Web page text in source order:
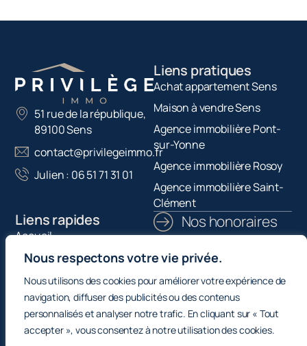
Nous respectons votre vie privée.
Nous utilisons des cookies pour améliorer votre expérience de
navigation, diffuser des publicités ou des contenus
personnalisés et analyser notre trafic. En cliquant sur « Tout
accepter », vous consentez à notre utilisation des cookies.
51 rue de la république,
89100 Sens
contact@privilegeimmo.fr
Julien : 06 51 71 31 01
Liens pratiques
Achat appartement Sens
Maison à vendre Sens
Agence immobilière Pont-
sur-Yonne
Agence immobilière Rosoy
Agence immobilière Saint-
Clément
Liens rapides
Accueil
L’agence
Actualités
Nos honoraires
Acheter un bien
Estimer un bien